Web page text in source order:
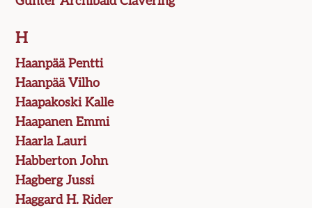
H
Haanpää Pentti
Haanpää Vilho
Haapakoski Kalle
Haapanen Emmi
Haarla Lauri
Habberton John
Hagberg Jussi
Haggard H. Rider